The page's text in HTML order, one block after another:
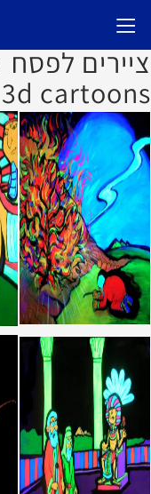
3d cartoons